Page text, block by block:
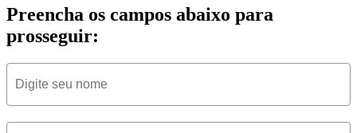
Preencha os campos abaixo para
prosseguir: